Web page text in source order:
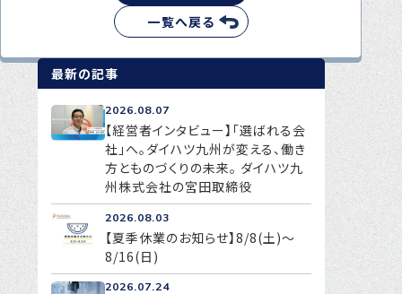
一覧へ戻る
最新の記事
2026.08.07
【経営者インタビュー】「選ばれる会
社」へ。ダイハツ九州が変える、働き
方とものづくりの未来。 ダイハツ九
州株式会社の宮田取締役
2026.08.03
【夏季休業のお知らせ】8/8(土)～
8/16(日)
2026.07.24